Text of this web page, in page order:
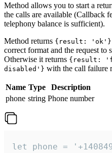
Method allows you to start a
the calls are available (Callback
telephony balance is sufficient).
Method returns {result: 'ok'}
correct format and the request to
Otherwise it returns {result:
disabled'} with the call failure
Name Type
Description
phone string Phone number
let phone =